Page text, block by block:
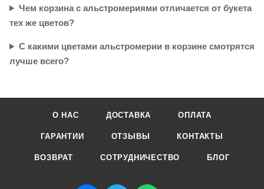
Чем корзина с альстромериями отличается от букета
тех же цветов?
С какими цветами альстромерии в корзине смотрятся
лучше всего?
О НАС ДОСТАВКА ОПЛАТА
ГАРАНТИИ ОТЗЫВЫ КОНТАКТЫ
ВОЗВРАТ СОТРУДНИЧЕСТВО БЛОГ